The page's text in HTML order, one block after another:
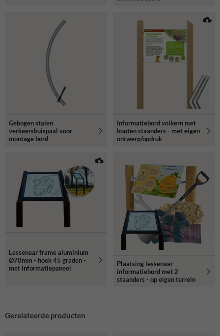
Gebogen stalen
verkeersbuispaal voor
montage bord
Informatiebord volkern met
houten staanders - met eigen
ontwerp/opdruk
Lessenaar frame aluminium
Ø70mm - hoek 45 graden -
met informatiepaneel
Plaatsing lessenaar
informatiebord met 2
staanders - op eigen terrein
Gerelateerde producten